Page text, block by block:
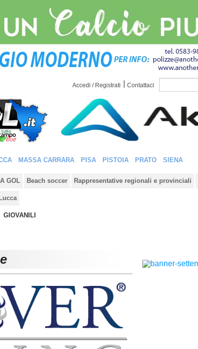
Accedi / Registrati Contattaci
MASSA CARRARA PISA PISTOIA PRATO SIENA
GOL Beach soccer Rappresentative regionali e provinciali
GIOVANILI